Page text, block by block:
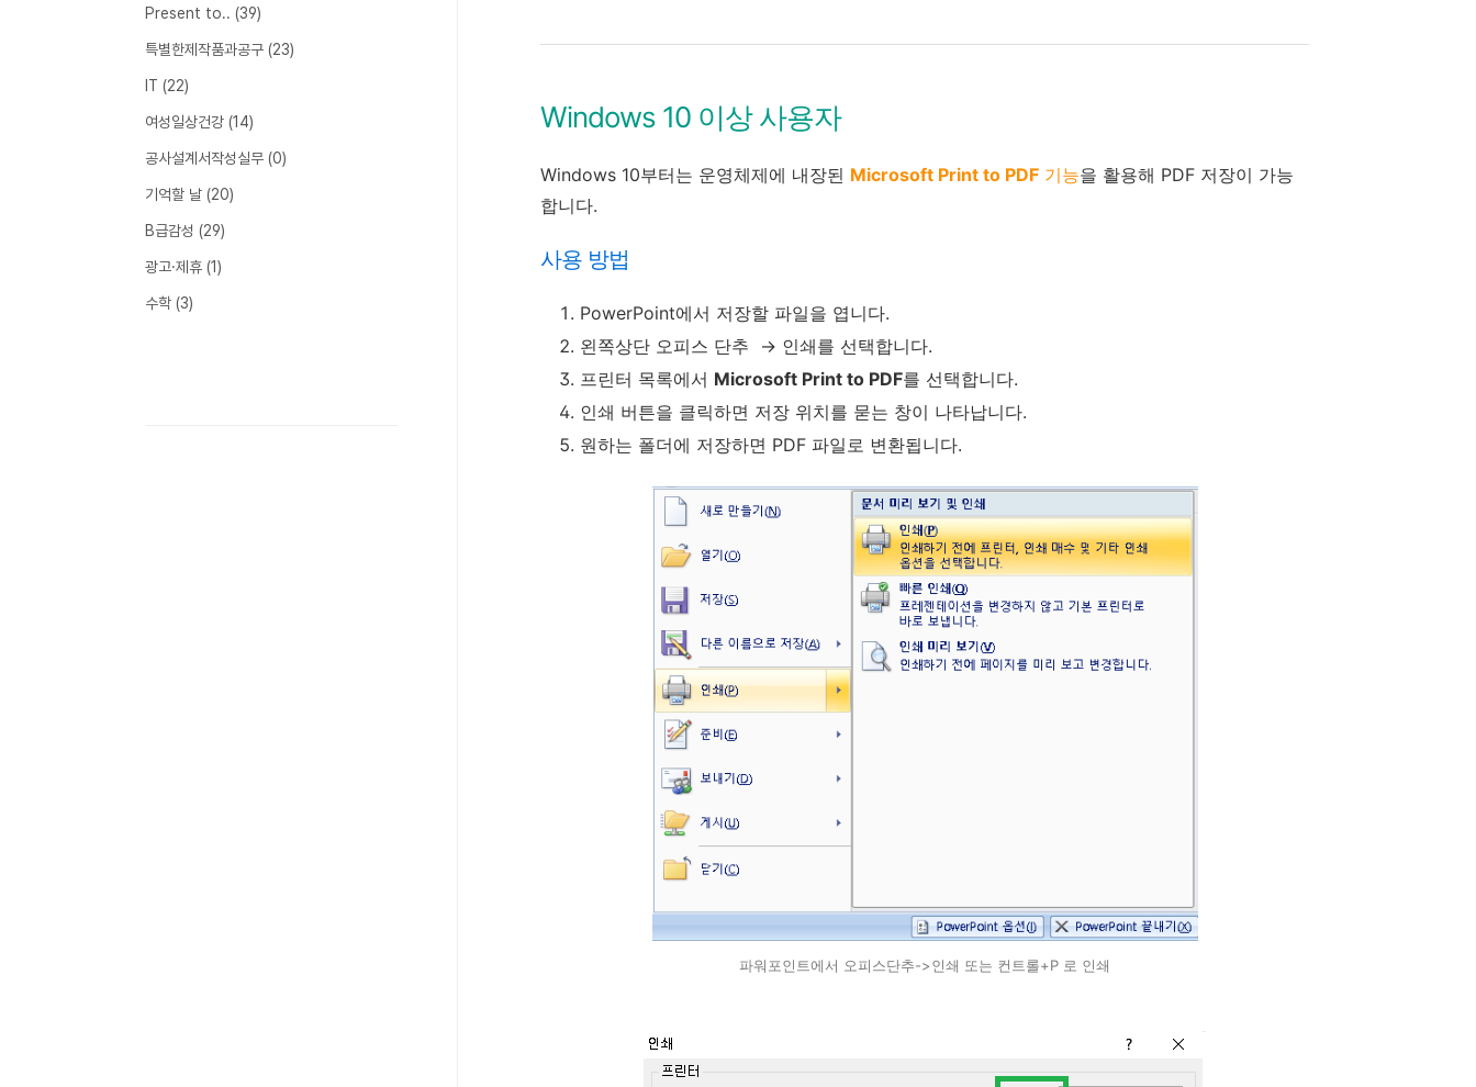
Windows 10 이상 사용자
Windows 10부터는 운영체제에 내장된 Microsoft Print to PDF 기능을 활용해 PDF 저장이 가능
합니다.
사용 방법
PowerPoint에서 저장할 파일을 엽니다.
왼쪽상단 오피스 단추 → 인쇄를 선택합니다.
프린터 목록에서 Microsoft Print to PDF를 선택합니다.
인쇄 버튼을 클릭하면 저장 위치를 묻는 창이 나타납니다.
원하는 폴더에 저장하면 PDF 파일로 변환됩니다.
파워포인트에서 오피스단추->인쇄 또는 컨트롤+P 로 인쇄
Present to.. (39)
특별한제작품과공구 (23)
IT (22)
여성일상건강 (14)
공사설계서작성실무 (0)
기억할 날 (20)
B급감성 (29)
광고·제휴 (1)
수학 (3)